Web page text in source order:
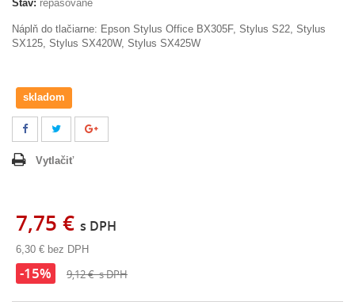
Stav: repasované
Náplň do tlačiarne: Epson Stylus Office BX305F, Stylus S22, Stylus
SX125, Stylus SX420W, Stylus SX425W
skladom
Vytlačiť
7,75 € s DPH
6,30 € bez DPH
-15% 9,12 € s DPH